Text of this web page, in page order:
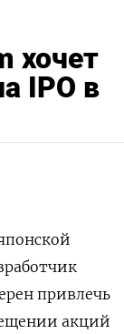
хочет
IPO в
привлечь
акций